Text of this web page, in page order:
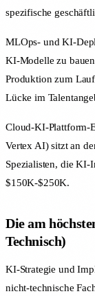
spezifische
MLOps- und KI-
KI-Modelle zu
Produktion zum
Lücke im
Cloud-KI-Plattform-
Vertex AI) sitzt an
Spezialisten, die KI-
$150K-$250K.
Die am
Technisch)
KI-Strategie und
nicht-technische